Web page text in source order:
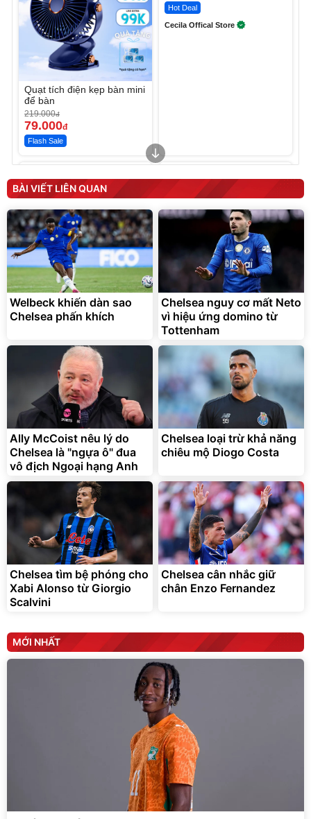
Quạt tích điện kẹp bàn mini
để bàn
219.000đ
79.000đ
Flash Sale
Hot Deal
Cecila Offical Store
tức thì Vaseline Body
190.000đ
138.330đ
Discount
D2-001 - Thông Minh
3.000.000
2.200.000đ
Flash Sale
Unmute
Vali Bamozo Khung Nhôm
9066 Size 20/24/28 Cao
Cấp
1.000.000đ
825.000đ
Flash Sale
Lót ghế ôtô, nâng lưng
chống nóng giúp thoải mái
trong di chuyển
295.000đ
Đã bán nhiều
BÀI VIẾT LIÊN QUAN
Welbeck khiến dàn sao
Chelsea phấn khích
Chelsea nguy cơ mất Neto
vì hiệu ứng domino từ
Tottenham
Ally McCoist nêu lý do
Chelsea là "ngựa ô" đua
vô địch Ngoại hạng Anh
Chelsea loại trừ khả năng
chiêu mộ Diogo Costa
Chelsea tìm bệ phóng cho
Xabi Alonso từ Giorgio
Scalvini
Chelsea cân nhắc giữ
chân Enzo Fernandez
MỚI NHẤT